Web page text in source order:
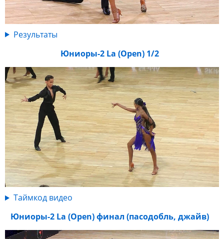
Результаты
Юниоры-2 La (Open) 1/2
Таймкод видео
Юниоры-2 La (Open) финал (пасодобль, джайв)